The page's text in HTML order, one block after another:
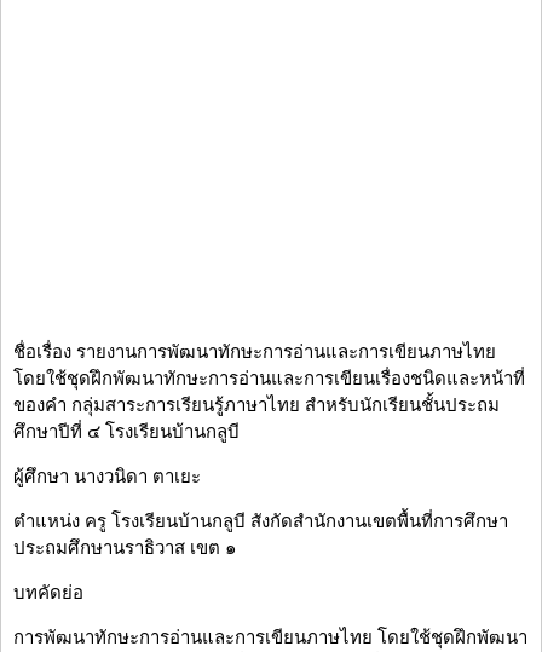
ชื่อเรื่อง รายงานการพัฒนาทักษะการอ่านและการเขียนภาษไทย
โดยใช้ชุดฝึกพัฒนาทักษะการอ่านและการเขียนเรื่องชนิดและหน้าที่
ของคำ กลุ่มสาระการเรียนรู้ภาษาไทย สำหรับนักเรียนชั้นประถม
ศึกษาปีที่ ๔ โรงเรียนบ้านกลูบี
ผู้ศึกษา นางวนิดา ตาเยะ
ตำแหน่ง ครู โรงเรียนบ้านกลูบี สังกัดสำนักงานเขตพื้นที่การศึกษา
ประถมศึกษานราธิวาส เขต ๑
บทคัดย่อ
การพัฒนาทักษะการอ่านและการเขียนภาษไทย โดยใช้ชุดฝึกพัฒนา